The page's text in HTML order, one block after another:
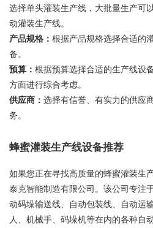
选择单头灌装生产线，大批量生产可
动灌装生产线。
产品规格： 根据产品规格选择合适的
备。
预算： 根据预算选择合适的生产线设
方面进行综合考虑。
供应商： 选择有信誉、有实力的供应
务。
蜂蜜灌装生产线设备推荐
如果您正在寻找高质量的蜂蜜灌装生
泰克智能制造有限公司。该公司专注
动码垛输送线、自动包装线、自动运
人、机械手、码垛机等在内的各种自